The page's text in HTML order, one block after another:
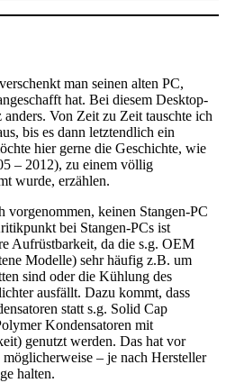
man seinen alten PC,
hat. Bei diesem Desktop-
Von Zeit zu Zeit tauschte ich
bis es dann letztendlich ein
hier gerne die Geschichte, wie
– 2012), zu einem völlig
wurde, erzählen.
vorgenommen, keinen Stangen-PC
bei Stangen-PCs ist
Aufrüstbarkeit, da die s.g. OEM
Modelle) sehr häufig z.B. um
sind oder die Kühlung des
ausfällt. Dazu kommt, dass
statt s.g. Solid Cap
Kondensatoren mit
genutzt werden. Das hat vor
– je nach Hersteller
halten.